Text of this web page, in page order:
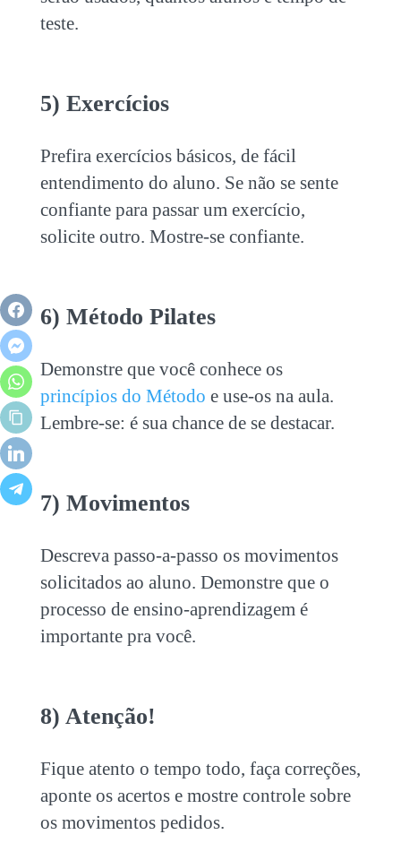
teste.
5) Exercícios
Prefira exercícios básicos, de fácil
entendimento do aluno. Se não se sente
confiante para passar um exercício,
solicite outro. Mostre-se confiante.
6) Método Pilates
Demonstre que você conhece os
princípios do Método e use-os na aula.
Lembre-se: é sua chance de se destacar.
7) Movimentos
Descreva passo-a-passo os movimentos
solicitados ao aluno. Demonstre que o
processo de ensino-aprendizagem é
importante pra você.
8) Atenção!
Fique atento o tempo todo, faça correções,
aponte os acertos e mostre controle sobre
os movimentos pedidos.